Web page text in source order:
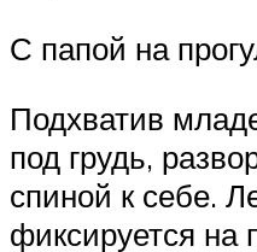
С папой на
Подхватив
под грудь,
спиной к себе.
фиксируется на